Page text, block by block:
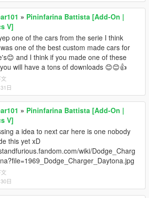
» Pininfarina Battista [Add-On |
V]
one of the cars from the serie I think
one of the best custom made cars for
and I think if you made one of these
will have a tons of downloads 😊😊👍
日
» Pininfarina Battista [Add-On |
V]
a idea to next car here is one nobody
this yet xD
wiki/Dodge_Charg
日